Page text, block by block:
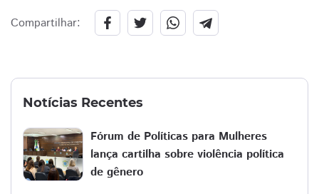
Compartilhar:
Notícias Recentes
Fórum de Políticas para Mulheres
lança cartilha sobre violência política
de gênero